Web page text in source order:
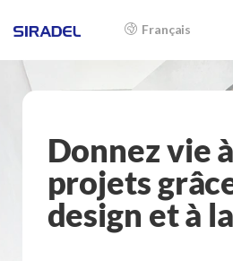
Français
Donnez vie
projets
design et à